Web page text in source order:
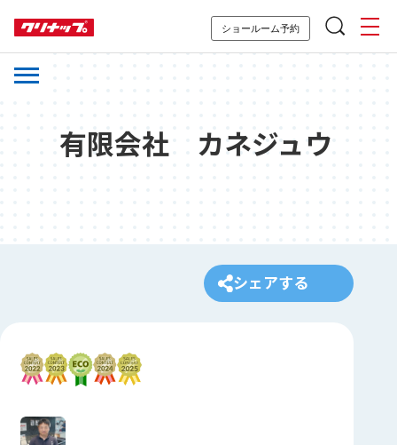
ショールーム予約
有限会社 カネジュウ
シェアする